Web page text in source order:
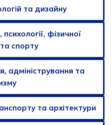
та дизайну
фізичної
спорту
адміністрування та
та архітектури